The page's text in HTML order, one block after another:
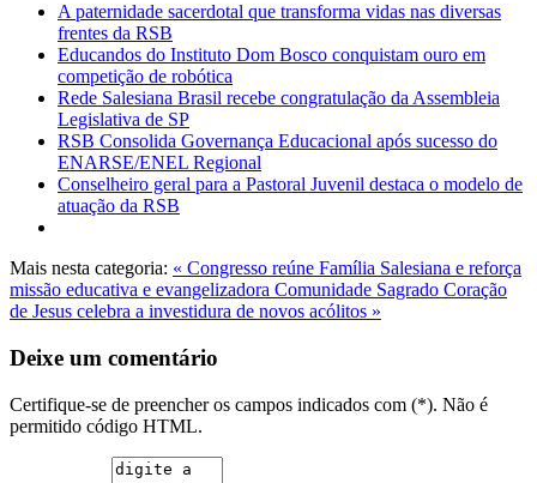
A paternidade sacerdotal que transforma vidas nas diversas
frentes da RSB
Educandos do Instituto Dom Bosco conquistam ouro em
competição de robótica
Rede Salesiana Brasil recebe congratulação da Assembleia
Legislativa de SP
RSB Consolida Governança Educacional após sucesso do
ENARSE/ENEL Regional
Conselheiro geral para a Pastoral Juvenil destaca o modelo de
atuação da RSB
Mais nesta categoria: « Congresso reúne Família Salesiana e reforça
missão educativa e evangelizadora Comunidade Sagrado Coração
de Jesus celebra a investidura de novos acólitos »
Deixe um comentário
Certifique-se de preencher os campos indicados com (*). Não é
permitido código HTML.